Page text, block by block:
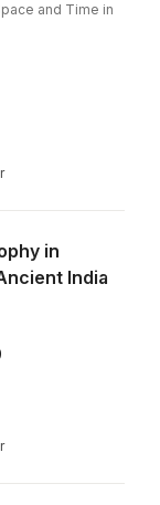
and Time in
in
India